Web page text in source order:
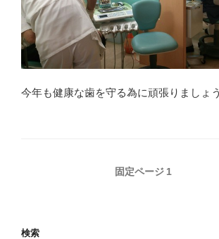
今年も健康な歯を守る為に頑張りましょ
ペ
固定ページ 1
検索